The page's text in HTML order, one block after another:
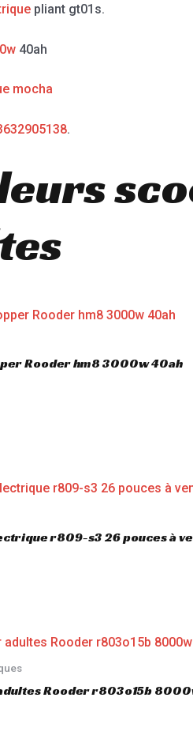
pliant gt01s.
40ah
mocha
.
Rooder hm8 3000w 40ah
r809-s3 26 pouces à
Rooder r803o15b